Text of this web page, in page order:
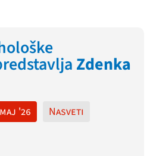
Zdenka
maj '26 Nasveti